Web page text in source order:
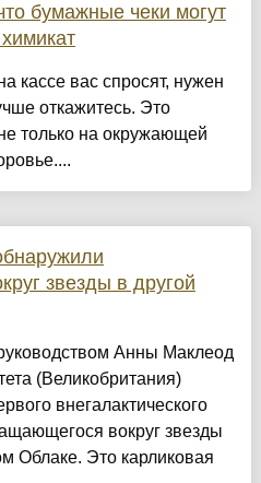
бумажные чеки могут
кассе вас спросят, нужен
откажитесь. Это
только на окружающей
звезды в другой
Анны Маклеод
(Великобритания)
внегалактического
вокруг звезды
Облаке. Это карликовая